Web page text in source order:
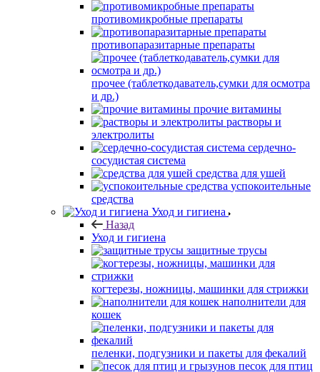
противомикробные препараты
противопаразитарные препараты
прочее (таблеткодаватель,сумки для осмотра
и др.)
прочие витамины
растворы и
электролиты
сердечно-
сосудистая система
средства для ушей
успокоительные
средства
Уход и гигиена
Назад
Уход и гигиена
защитные трусы
когтерезы, ножницы, машинки для стрижки
наполнители для
кошек
пеленки, подгузники и пакеты для фекалий
песок для птиц